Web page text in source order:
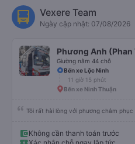
Vexere Team
Ngày cập nhật: 07/08/2026
Phương Anh (Phan
Giường nằm 44 chỗ
Bến xe Lộc Ninh
11 giờ 15 phút
Bến xe Ninh Thuận
Tôi rất hài lòng với phương châm
Không cần thanh toán trước